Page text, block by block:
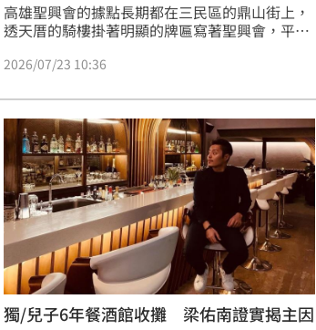
16:01
15:49
15:45
15:43
高雄聖興會的據點長期都在三民區的鼎山街上，
透天厝的騎樓掛著明顯的牌匾寫著聖興會，平常
的大哥「大漢達達」今年44歲，身上有明顯刺
眾打人，也曾經因為舉辦廟會活動在深夜大量放
炮挨罰87萬！這次「大漢達達」率眾砸的餐酒
館，據了解是道上一個大哥開的，恐怕要化解雙
方的仇怨並不容易。
2026/07/23 10:36
獨/兒子6年餐酒館收攤 梁佑南證實揭主因